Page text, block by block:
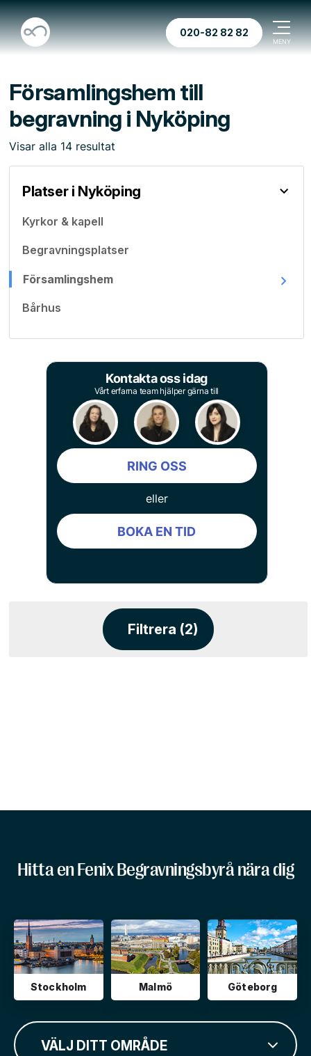
020-82 82 82
Församlingshem till
begravning i Nyköping
Visar alla 14 resultat
Platser i Nyköping
Kyrkor & kapell
Begravningsplatser
Församlingshem
Bårhus
Kontakta oss idag
Vårt erfarna team hjälper gärna till
RING OSS
eller
BOKA EN TID
Filtrera (2)
Hitta en Fenix Begravningsbyrå nära dig
Stockholm Malmö Göteborg
VÄLJ DITT OMRÅDE